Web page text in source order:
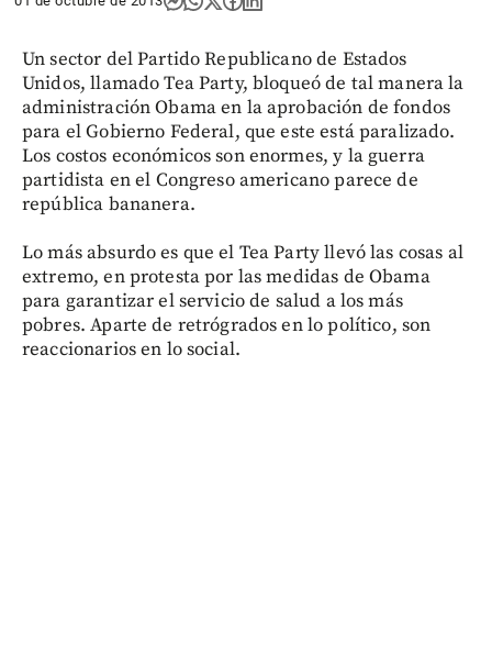
Un sector del Partido Republicano de Estados
Unidos, llamado Tea Party, bloqueó de tal manera la
administración Obama en la aprobación de fondos
para el Gobierno Federal, que este está paralizado.
Los costos económicos son enormes, y la guerra
partidista en el Congreso americano parece de
república bananera.
Lo más absurdo es que el Tea Party llevó las cosas al
extremo, en protesta por las medidas de Obama
para garantizar el servicio de salud a los más
pobres. Aparte de retrógrados en lo político, son
reaccionarios en lo social.